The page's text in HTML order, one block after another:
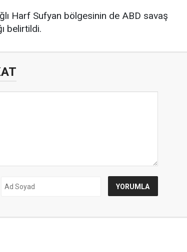
Harf Sufyan bölgesinin de ABD savaş
belirtildi.